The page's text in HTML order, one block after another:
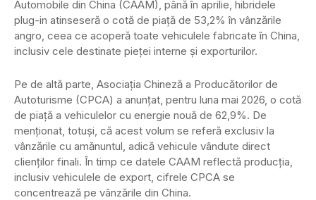
Automobile din China (CAAM), până în aprilie, hibridele
plug-in atinseseră o cotă de piață de 53,2% în vânzările
angro, ceea ce acoperă toate vehiculele fabricate în China,
inclusiv cele destinate pieței interne și exporturilor.
Pe de altă parte, Asociația Chineză a Producătorilor de
Autoturisme (CPCA) a anunțat, pentru luna mai 2026, o cotă
de piață a vehiculelor cu energie nouă de 62,9%. De
menționat, totuși, că acest volum se referă exclusiv la
vânzările cu amănuntul, adică vehicule vândute direct
clienților finali. În timp ce datele CAAM reflectă producția,
inclusiv vehiculele de export, cifrele CPCA se
concentrează pe vânzările din China.